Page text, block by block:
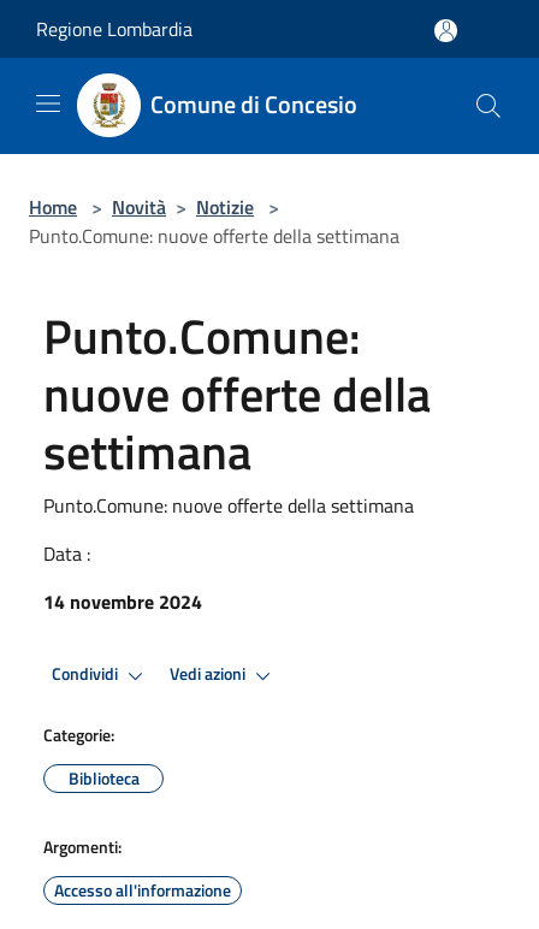
Regione Lombardia
Comune di Concesio
Home > Novità > Notizie >
Punto.Comune: nuove offerte della settimana
Punto.Comune:
nuove offerte della
settimana
Punto.Comune: nuove offerte della settimana
Data :
14 novembre 2024
Condividi Vedi azioni
Categorie:
Biblioteca
Argomenti:
Accesso all'informazione